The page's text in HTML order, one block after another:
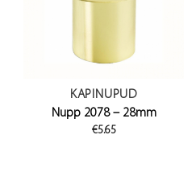
KAPINUPUD
Nupp 2078 – 28mm
€5.65